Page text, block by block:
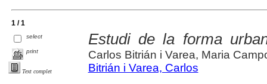
1 / 1
select
print
Text complet
Estudi de la forma
Carlos Bitrián i Varea, Maria
Bitrián i Varea, Carlos